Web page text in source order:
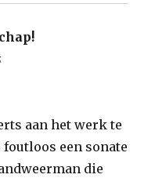
aan het werk te
een sonate
die